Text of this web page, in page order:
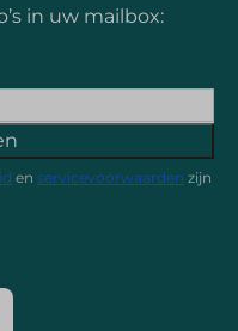
in uw mailbox:
en servicevoorwaarden zijn